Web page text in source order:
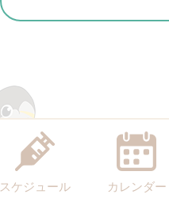
スケジュール カレンダー